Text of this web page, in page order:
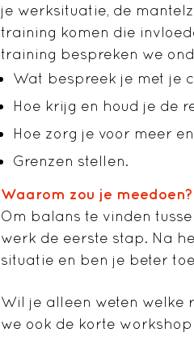
je werksituatie, de
training komen die
training bespreken we
Wat bespreek je met je
Hoe krijg en houd je de
Hoe zorg je voor meer
Grenzen stellen.
Waarom zou je meedoen?
Om balans te vinden
werk de eerste stap. Na
situatie en ben je beter
Wil je alleen weten welke
we ook de korte